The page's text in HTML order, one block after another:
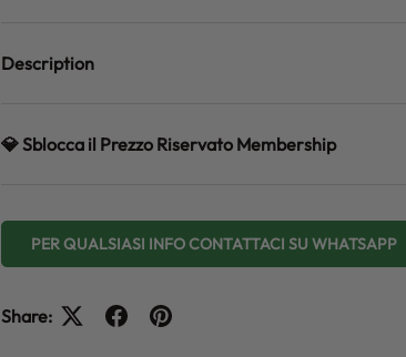
Description
💎 Sblocca il Prezzo Riservato Membership
PER QUALSIASI INFO CONTATTACI SU WHATSAPP
Share: